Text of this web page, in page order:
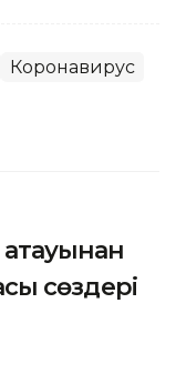
Коронавирус
сөздері